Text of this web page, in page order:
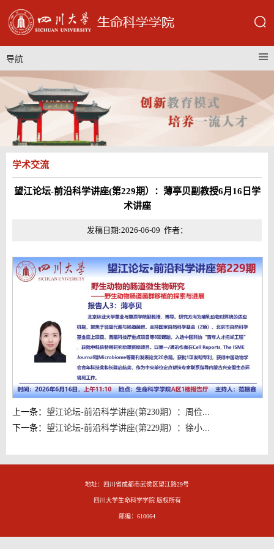
导航
学术交流
望江论坛-前沿科学讲座(第229期）：薄亭贝副教授6月16日学
术讲座
发稿日期:2026-06-09 作者：
上一条： 望江论坛-前沿科学讲座(第230期）：周俭...
下一条： 望江论坛-前沿科学讲座(第229期）：徐小...
地址：四川省成都市武侯区望江路29号
四川大学生命科学学院 版权所有
邮编：610064